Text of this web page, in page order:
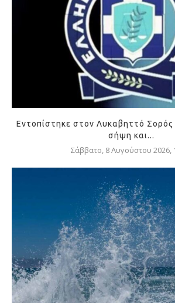
Εντοπίστηκε στον Λυκαβηττό
σήψη και...
Σάββατο, 8 Αυγούστου 2026,